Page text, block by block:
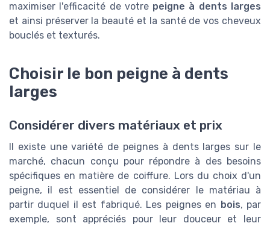
maximiser l'efficacité de votre peigne à dents larges
et ainsi préserver la beauté et la santé de vos cheveux
bouclés et texturés.
Choisir le bon peigne à dents
larges
Considérer divers matériaux et prix
Il existe une variété de peignes à dents larges sur le
marché, chacun conçu pour répondre à des besoins
spécifiques en matière de coiffure. Lors du choix d'un
peigne, il est essentiel de considérer le matériau à
partir duquel il est fabriqué. Les peignes en bois, par
exemple, sont appréciés pour leur douceur et leur